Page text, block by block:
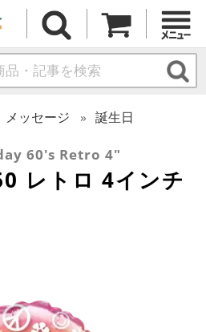
メッセージ 誕生日
60's Retro 4"
レトロ 4インチ